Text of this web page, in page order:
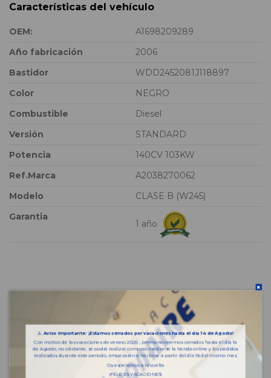
Características del vehículo
OEM:
A1698209289
Año fabricación
2006
Bastidor
WDD2452081J118897
Color
NEGRO
Combustible
Diesel
Versión
STANDARD
Potencia
140CV 103KW
Ref.Marca
A2038270062
Modelo
CLASE B (W245)
Garantia
1 año
Vehículo de origen
⚠️ Aviso importante: ¡Estamos cerrados por vacaciones hasta el día 14 de Agosto!
Con motivo de las vacaciones de verano 2026 , permaneceremos cerrados hasta el día 14
de Agosto, no obstante, se podrá realizar compras mediante la tienda online y los pedidos
realizados durante este periodo, empezarán a recibirse a partir del día 18 del mismo mes.
Os esperamos a la vuelta
¡FELICES VACACIONES!